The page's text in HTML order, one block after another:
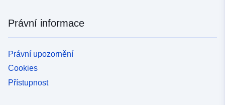
Právní informace
Právní upozornění
Cookies
Přístupnost